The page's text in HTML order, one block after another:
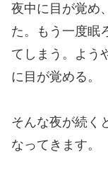
夜中に目が覚め
た。もう一度眠
てしまう。よう
に目が覚める。
そんな夜が続く
なってきます。